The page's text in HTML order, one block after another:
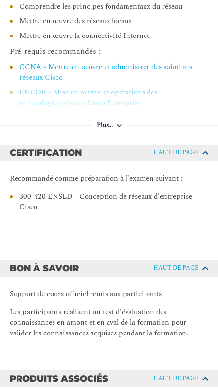
Décrire le protocole de routage IS-IS
Examiner les adjacences et l'authentification IS-IS
Décrire les similitudes entre IS-IS et OSPF
Explorer la logique de routage IS-IS
Décrire les opérations IS-IS
Conception du routage et de la redondance BGP
Décrire BGP-Split-Horizon
confédération BGP
Comparer les conceptions de partage de charge BGP
Familles d'adresses et attributs BGP
Préférences de sélection de routes BGP
Décrire les communautés BGP
environnement MP-BGP à double pile
Activité de conception d'une étude de cas : Conception
d'un réseau d'entreprise avec connectivité Internet BGP
Comparer les VLAN de bout en bout et les VLAN
locaux
Comprendre les principes fondamentaux du réseau
Mettre en œuvre des réseaux locaux
Mettre en œuvre la connectivité Internet
Pré-requis recommandés :
CCNA - Mettre en oeuvre et administrer des solutions
réseaux Cisco
ENCOR - Mise en oeuvre et opérations des
technologies réseaux Cisco Enterprise
Plus...
CERTIFICATION HAUT DE PAGE
Recommandé comme préparation à l'examen suivant :
300-420 ENSLD - Conception de réseaux d'entreprise
Cisco
BON À SAVOIR HAUT DE PAGE
Support de cours officiel remis aux participants
Les participants réalisent un test d'évaluation des
connaissances en amont et en aval de la formation pour
valider les connaissances acquises pendant la formation.
PRODUITS ASSOCIÉS HAUT DE PAGE